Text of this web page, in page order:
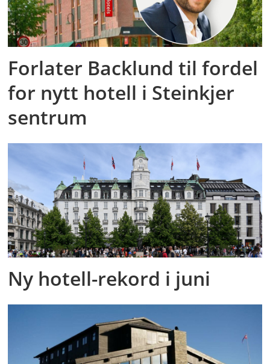
Forlater Backlund til fordel
for nytt hotell i Steinkjer
sentrum
Ny hotell-rekord i juni